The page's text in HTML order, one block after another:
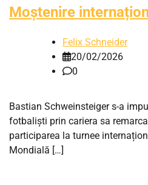
Moștenire
Felix Schneider
20/02/2026
0
Bastian Schweinsteiger s-a
fotbaliști prin cariera sa
participarea la turnee
Mondială […]